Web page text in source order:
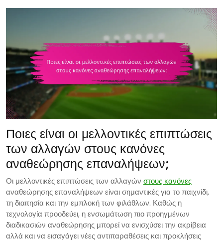
Ποιες είναι οι μελλοντικές επιπτώσεις
των αλλαγών στους κανόνες
αναθεώρησης επαναλήψεων;
Οι μελλοντικές επιπτώσεις των αλλαγών στους κανόνες
αναθεώρησης επαναλήψεων είναι σημαντικές για το παιχνίδι,
τη διαιτησία και την εμπλοκή των φιλάθλων. Καθώς η
τεχνολογία προοδεύει, η ενσωμάτωση πιο προηγμένων
διαδικασιών αναθεώρησης μπορεί να ενισχύσει την ακρίβεια
αλλά και να εισαγάγει νέες αντιπαραθέσεις και προκλήσεις